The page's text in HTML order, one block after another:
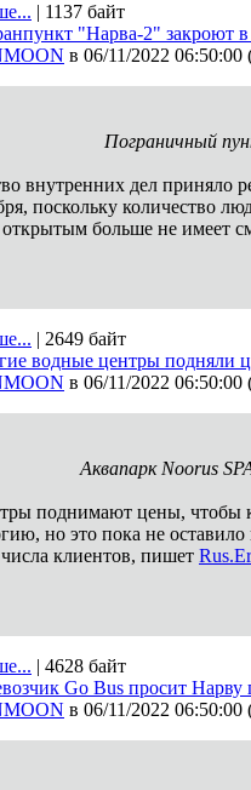
| 1137 байт
"Нарва-2" закроют в
в 06/11/2022 06:50:00
Пограничный
внутренних дел приняло
поскольку количество
открытым больше не имеет
| 2649 байт
водные центры подняли
в 06/11/2022 06:50:00
Аквапарк Noorus
поднимают цены, чтобы
но это пока не
клиентов, пишет
| 4628 байт
Go Bus просит Нарву
в 06/11/2022 06:50:00